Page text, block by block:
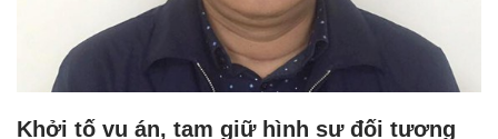
Khởi tố vụ án, tạm giữ hình sự đối tượng